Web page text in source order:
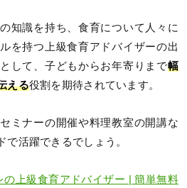
知識を持ち、食育について人々に
を持つ上級食育アドバイザーの出
して、子どもからお年寄りまで幅
える役割を期待されています。
ミナーの開催や料理教室の開講な
で活躍できるでしょう。
上級食育アドバイザー | 簡単無料